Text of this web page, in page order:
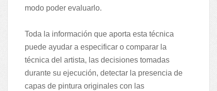
modo poder evaluarlo.
Toda la información que aporta esta técnica
puede ayudar a especificar o comparar la
técnica del artista, las decisiones tomadas
durante su ejecución, detectar la presencia de
capas de pintura originales con las